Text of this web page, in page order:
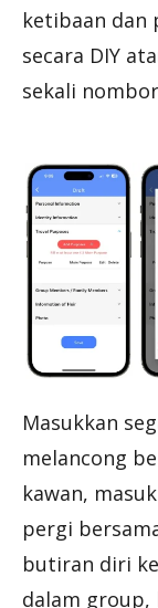
ketibaan dan
secara DIY
sekali
Masukkan
melancong
kawan,
pergi
butiran diri
dalam group,